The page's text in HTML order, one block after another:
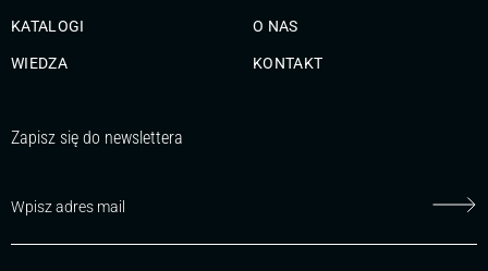
KATALOGI
WIEDZA
O NAS
KONTAKT
Zapisz się do newslettera